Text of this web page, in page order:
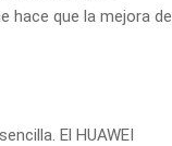
hace que la mejora de
El HUAWEI